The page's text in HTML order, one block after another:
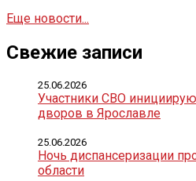
Еще новости...
Свежие записи
Участники СВО
дворов в Ярославле
25.06.2026
Ночь диспансеризации
области
25.06.2026